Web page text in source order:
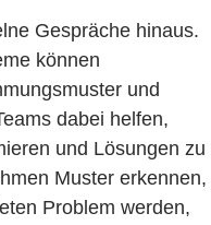
Gespräche hinaus.
können
und
dabei helfen,
und Lösungen zu
Muster erkennen,
Problem werden,